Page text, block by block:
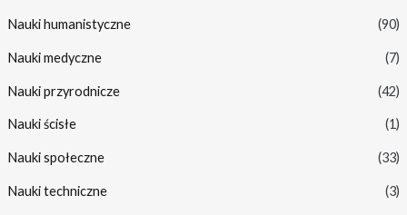
Nauki humanistyczne (90)
Nauki medyczne (7)
Nauki przyrodnicze (42)
Nauki ścisłe (1)
Nauki społeczne (33)
Nauki techniczne (3)